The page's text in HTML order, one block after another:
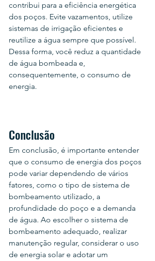
contribui para a eficiência energética
dos poços. Evite vazamentos, utilize
sistemas de irrigação eficientes e
reutilize a água sempre que possível.
Dessa forma, você reduz a quantidade
de água bombeada e,
consequentemente, o consumo de
energia.
Conclusão
Em conclusão, é importante entender
que o consumo de energia dos poços
pode variar dependendo de vários
fatores, como o tipo de sistema de
bombeamento utilizado, a
profundidade do poço e a demanda
de água. Ao escolher o sistema de
bombeamento adequado, realizar
manutenção regular, considerar o uso
de energia solar e adotar um